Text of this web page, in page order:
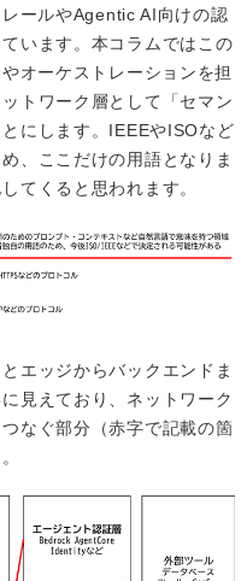
ールやAgentic AI向けの認
います。本コラムではこの
オーケストレーションを担
トワーク層として「セマン
にします。IEEEやISOなど
、ここだけの用語となりま
てくると思われます。
エッジからバックエンドま
見えており、ネットワーク
なぐ部分（赤字で記載の箇